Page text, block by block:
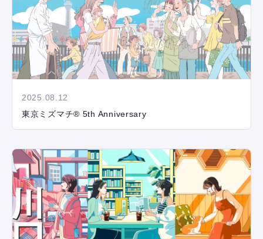
2025.08.12
東京ミズマチ® 5th Anniversary